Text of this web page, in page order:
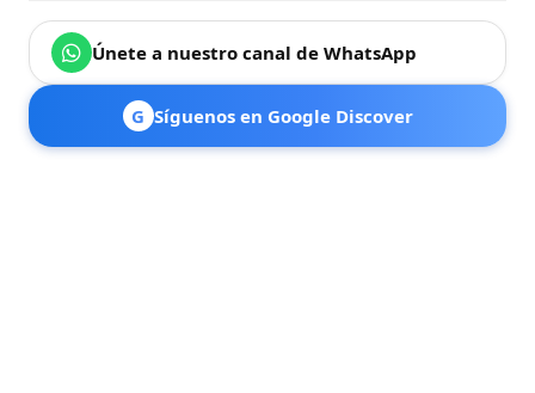
Únete a nuestro canal de WhatsApp
G Síguenos en Google Discover